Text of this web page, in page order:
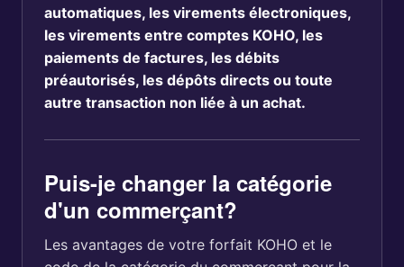
automatiques, les virements électroniques,
les virements entre comptes KOHO, les
paiements de factures, les débits
préautorisés, les dépôts directs ou toute
autre transaction non liée à un achat.
Puis-je changer la catégorie
d'un commerçant?
Les avantages de votre forfait KOHO et le